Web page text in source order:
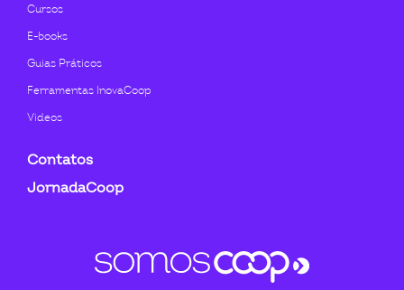
Cursos
E-books
Guias Práticos
Ferramentas InovaCoop
Videos
Contatos
JornadaCoop